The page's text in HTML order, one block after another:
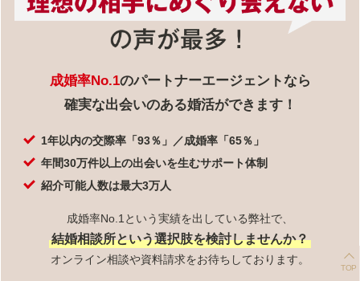
成婚率No.1のパートナーエージェントなら
確実な出会いのある婚活ができます！
1年以内の交際率「93％」／成婚率「65％」
年間30万件以上の出会いを生むサポート体制
紹介可能人数は最大3万人
成婚率No.1という実績を出している弊社で、
結婚相談所という選択肢を検討しませんか？
オンライン相談や資料請求をお待ちしております。
TOP